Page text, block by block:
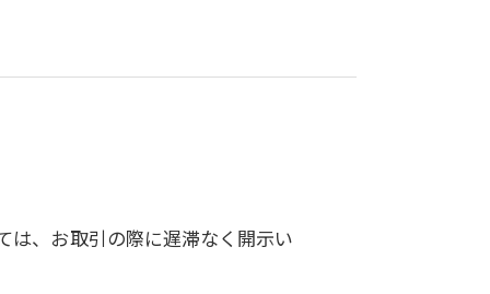
は、お取引の際に遅滞なく開示い